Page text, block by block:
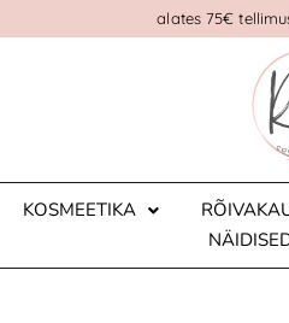
alates 75€
KOSMEETIKA